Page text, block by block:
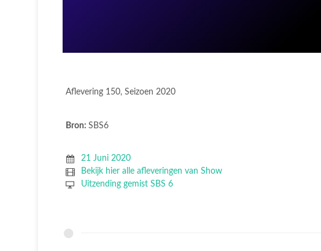
Aflevering 150, Seizoen 2020
Bron: SBS6
21 Juni 2020
Bekijk hier alle afleveringen van Show
Uitzending gemist SBS 6